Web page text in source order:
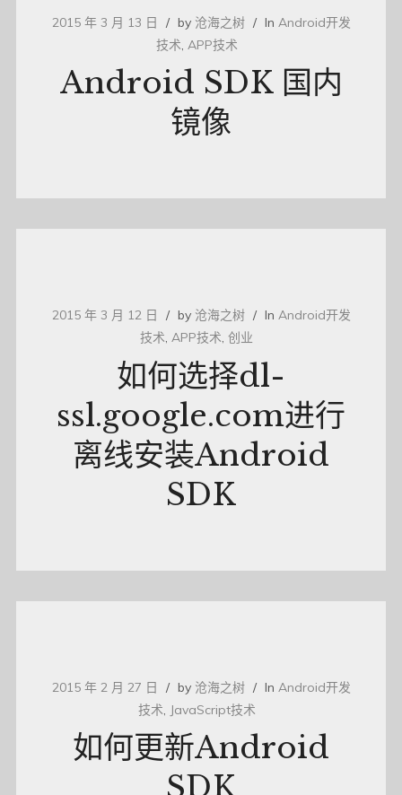
2015 年 3 月 13 日 by 沧海之树 In Android开发
技术 APP技术
Android SDK 国内
镜像
2015 年 3 月 12 日 by 沧海之树 In Android开发
技术, APP技术, 创业
如何选择dl-
ssl.google.com进行
离线安装Android
SDK
2015 年 2 月 27 日 by 沧海之树 In Android开发
技术, JavaScript技术
如何更新Android
SDK